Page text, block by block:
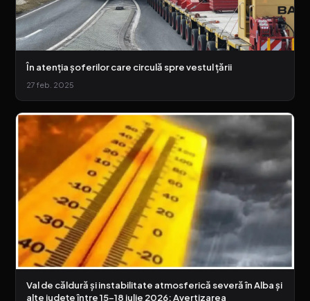
În atenția șoferilor care circulă spre vestul țării
27 feb. 2025
Val de căldură și instabilitate atmosferică severă în Alba și
alte județe între 15-18 iulie 2026: Avertizarea